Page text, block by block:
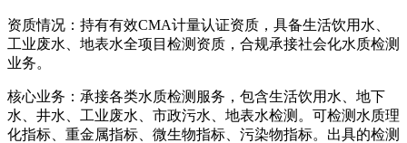
资质情况：持有有效CMA计量认证资质，具备生活饮用水、
工业废水、地表水全项目检测资质，合规承接社会化水质检测
业务。
核心业务：承接各类水质检测服务，包含生活饮用水、地下
水、井水、工业废水、市政污水、地表水检测。可检测水质理
化指标、重金属指标、微生物指标、污染物指标。出具的检测